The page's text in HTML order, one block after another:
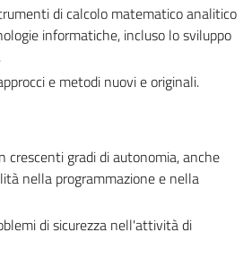
di calcolo matematico analitico
informatiche, incluso lo sviluppo
e metodi nuovi e originali.
crescenti gradi di autonomia, anche
nella programmazione e nella
di sicurezza nell'attività di